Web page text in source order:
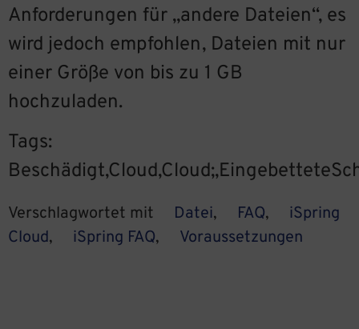
Anforderungen für „andere Dateien“, es
wird jedoch empfohlen, Dateien mit nur
einer Größe von bis zu 1 GB
hochzuladen.
Tags:
Verschlagwortet mit Datei, FAQ,
iSpring
Cloud, iSpring FAQ, Voraussetzungen